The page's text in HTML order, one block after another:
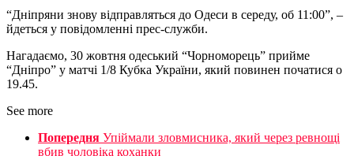
“Дніпряни знову відправляться до Одеси в середу, об 11:00”, –
йдеться у повідомленні прес-служби.
Нагадаємо, 30 жовтня одеський “Чорноморець” прийме
“Дніпро” у матчі 1/8 Кубка України, який повинен початися о
19.45.
See more
Попередня Упіймали зловмисника, який через ревнощі
вбив чоловіка коханки